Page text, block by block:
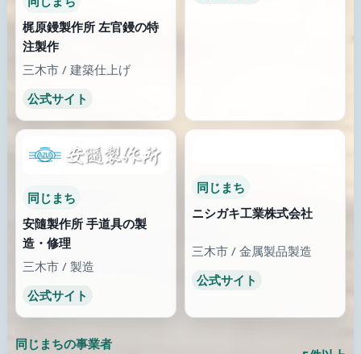
ここから広げて見てみる
地域、分類、特徴タグ、キーワードから、近い文脈の事業者
へ探索を広げます。
特徴・キーワードが近い事業者
刃物・チップソーの文脈で広げて見る
5件以上
特徴が近い
道刃物工業株式会社
彫刻教室
公式サイト
特徴が近い
おの義刃物(ONOYOSHI
小野市 / ONOYOSHI